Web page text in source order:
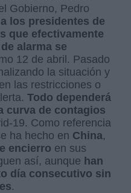
Gobierno, Pedro
los presidentes de
que efectivamente
alarma se
12 de abril. Pasado
la situación y
las restricciones o
Todo dependerá
curva de contagios
19. Como referencia
ha hecho en China,
encierro en sus
así, aunque han
día consecutivo sin
.